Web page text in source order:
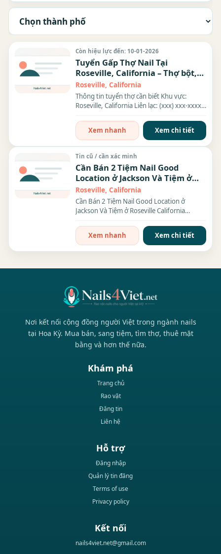
Còn hiệu lực đến: 10-01-2026
Tuyển Gấp Thợ Nail Tại
Roseville, California – Thợ bột,
Dip, Gel
Roseville, California
Thông tin tuyển thợ cần biết Khu vực:
Roseville, California Liên lạc: (xxx) xxx-xxxx
Xem nhanh
Xem chi tiết
Tin cũ / cần xác minh
Cần Bán 2 Tiệm Nail Good
Location ở Jackson Và Tiệm ở
Roseville California
Roseville, California
Cần Bán 2 Tiệm Nail Good Location ở
Jackson Và Tiệm ở Roseville California
Xem nhanh
Xem chi tiết
Nơi kết nối cộng đồng người Việt trong ngành nails
tại Hoa Kỳ. Mua bán, sang tiệm, tìm thợ, thuê mặt
bằng và hơn thế nữa.
Khám phá
Trang chủ
Rao vặt
Đăng tin
Liên hệ
Hỗ trợ
Đăng nhập
Quản lý tin đăng
Terms of use
Privacy policy
Kết nối
nails4viet.net@gmail.com